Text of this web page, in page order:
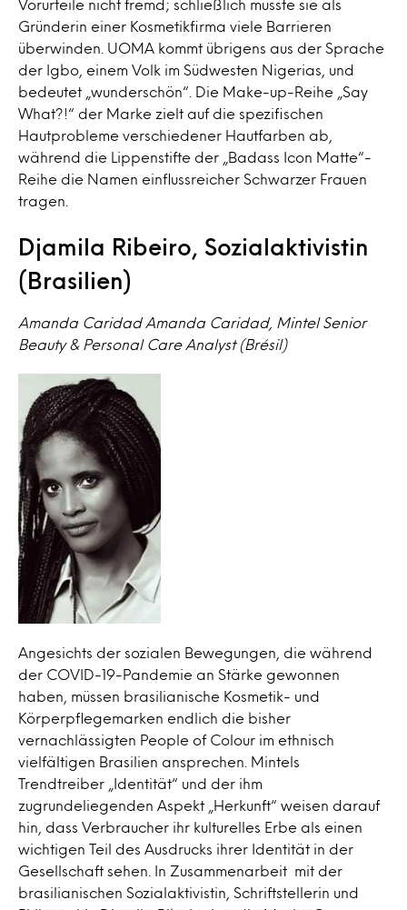
Vorurteile nicht fremd; schließlich musste sie als
Gründerin einer Kosmetikfirma viele Barrieren
überwinden. UOMA kommt übrigens aus der Sprache
der Igbo, einem Volk im Südwesten Nigerias, und
bedeutet „wunderschön“. Die Make-up-Reihe „Say
What?!“ der Marke zielt auf die spezifischen
Hautprobleme verschiedener Hautfarben ab,
während die Lippenstifte der „Badass Icon Matte“-
Reihe die Namen einflussreicher Schwarzer Frauen
tragen.
Djamila Ribeiro, Sozialaktivistin
(Brasilien)
Amanda Caridad Amanda Caridad, Mintel Senior
Beauty & Personal Care Analyst (Brésil)
Angesichts der sozialen Bewegungen, die während
der COVID-19-Pandemie an Stärke gewonnen
haben, müssen brasilianische Kosmetik- und
Körperpflegemarken endlich die bisher
vernachlässigten People of Colour im ethnisch
vielfältigen Brasilien ansprechen. Mintels
Trendtreiber „Identität“ und der ihm
zugrundeliegenden Aspekt „Herkunft“ weisen darauf
hin, dass Verbraucher ihr kulturelles Erbe als einen
wichtigen Teil des Ausdrucks ihrer Identität in der
Gesellschaft sehen. In Zusammenarbeit mit der
brasilianischen Sozialaktivistin, Schriftstellerin und